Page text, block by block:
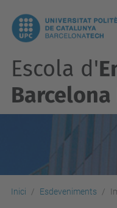
Escola d'
Barcelona
Inici Esdeveniments